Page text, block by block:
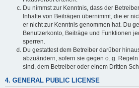
Du nimmst zur Kenntnis, dass der
Inhalte von Beiträgen übernimmt, die er
er nicht zur Kenntnis genommen hat. Du
Benutzerkonto, Beiträge und Funktionen
sperren.
Du gestattest dem Betreiber darüber
abzuändern, sofern sie gegen o. g.
sind, dem Betreiber oder einem Dritten
4. GENERAL PUBLIC LICENSE